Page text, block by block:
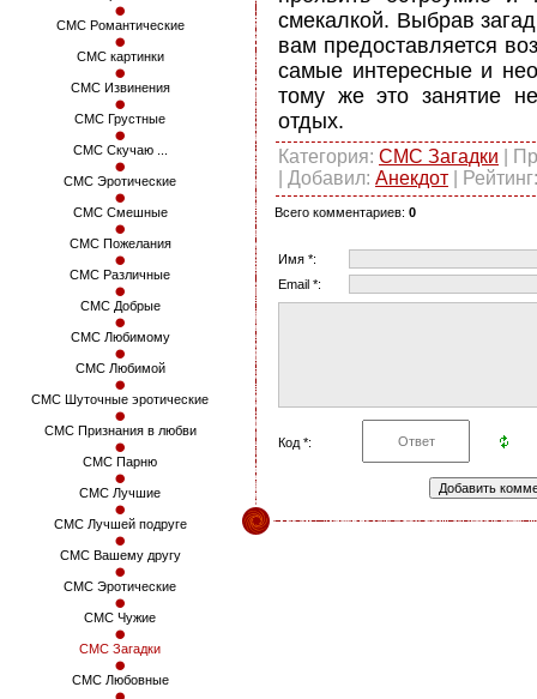
СМС Романтические
СМС картинки
СМС Извинения
СМС Грустные
СМС Скучаю ...
СМС Эротические
СМС Смешные
СМС Пожелания
СМС Различные
СМС Добрые
СМС Любимому
СМС Любимой
СМС Шуточные эротические
СМС Признания в любви
СМС Парню
СМС Лучшие
СМС Лучшей подруге
СМС Вашему другу
СМС Эротические
СМС Чужие
СМС Загадки
СМС Любовные
смекалкой. Выбрав
вам предоставляется
самые интересные и
тому же это занятие
отдых.
Категория: СМС Загадки
Добавил: Анекдот Рейтинг
Всего комментариев: 0
Имя *:
Email *:
Код *: